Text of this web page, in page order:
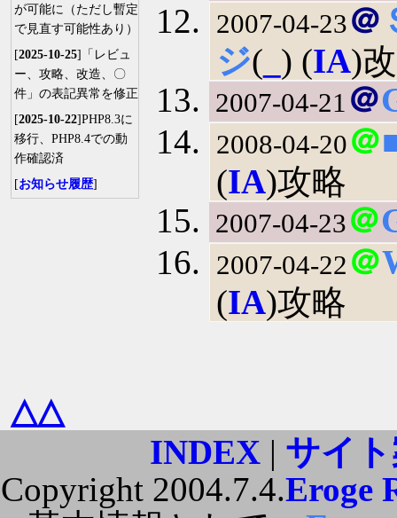
が可能に（ただし暫定
で見直す可能性あり）
[2025-10-25]「レビュ
ー、攻略、改造、〇
件」の表記異常を修正
[2025-10-22]PHP8.3に
移行、PHP8.4での動
作確認済
[お知らせ履歴]
2007-04-23＠
ジ( ) (IA)
2007-04-21 ＠
2008-04-20＠
(IA)攻略
2007-04-23＠
2007-04-22 ＠
(IA)攻略
△△
INDEX| サイ
Copyright 2004.7.4.Eroge